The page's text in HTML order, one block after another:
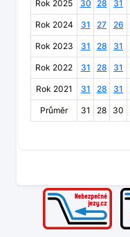
Rok 2025 30 28 31
Rok 2024 31 27 26
Rok 2023 31 28 31
Rok 2022 31 28 31
Rok 2021 31 28 31
Průměr 31 28 30